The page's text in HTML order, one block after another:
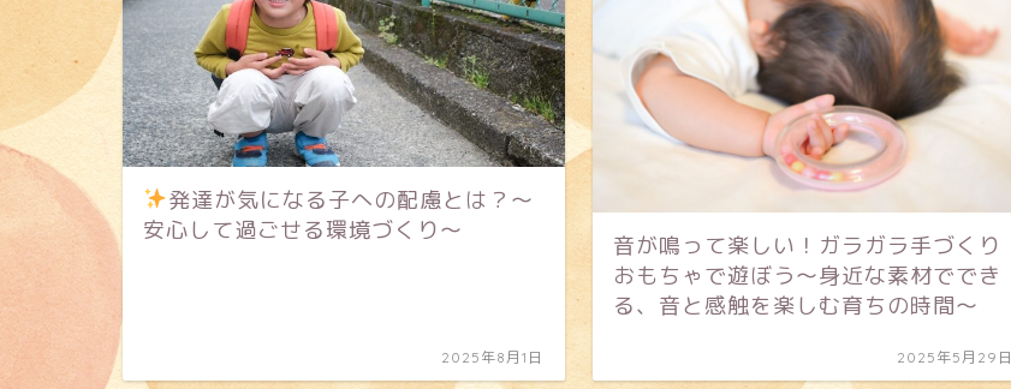
発達が気になる子への配慮とは？〜
安心して過ごせる環境づくり〜
2025年8月1日
音が鳴って楽しい！ガラガラ手づくり
おもちゃで遊ぼう〜身近な素材ででき
る、音と感触を楽しむ育ちの時間〜
2025年5月29日